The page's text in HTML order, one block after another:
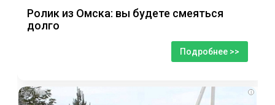
Ролик из Омска: вы будете смеяться
долго
Подробнее >>
i